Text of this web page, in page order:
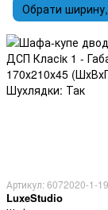
Обрати
Артикул: 6072020-1-19
LuxeStudio